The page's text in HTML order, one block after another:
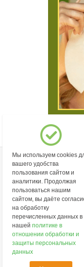
Моя учетная
Информация
Покупательский
Контакты
Мы используем cookies
вашего удобства
пользования сайтом и
аналитики. Продолжая
пользоваться нашим
сайтом, вы даёте
на обработку
перечисленных данных в
нашейполитике в
отношении обработки и
защиты персональных
данных